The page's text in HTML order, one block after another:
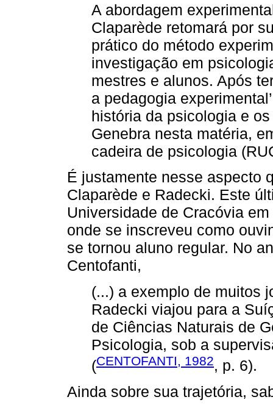
A abordagem
Claparède retomará por
prático do método
investigação em
mestres e alunos. Após
a pedagogia
história da psicologia e
Genebra nesta matéria,
cadeira de psicologia
É justamente nesse aspecto
Claparède e Radecki. Este
Universidade de Cracóvia
onde se inscreveu como
se tornou aluno regular. No
Centofanti,
(...) a exemplo de muitos
Radecki viajou para a
de Ciências Naturais de
Psicologia, sob a
(CENTOFANTI, 1982, p. 6).
Ainda sobre sua trajetória,